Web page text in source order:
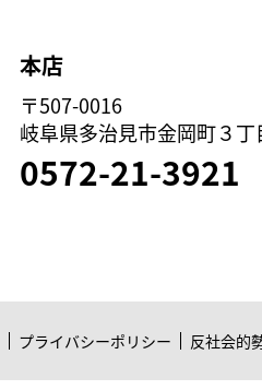
本店
〒507-0016
岐阜県多治見市金岡町３丁
0572-21-3921
プライバシーポリシー 反社会的